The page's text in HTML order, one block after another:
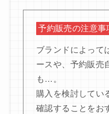
予約販売の注意事
ブランドによって
ースや、予約販売
も…。
購入を検討してい
確認することをお